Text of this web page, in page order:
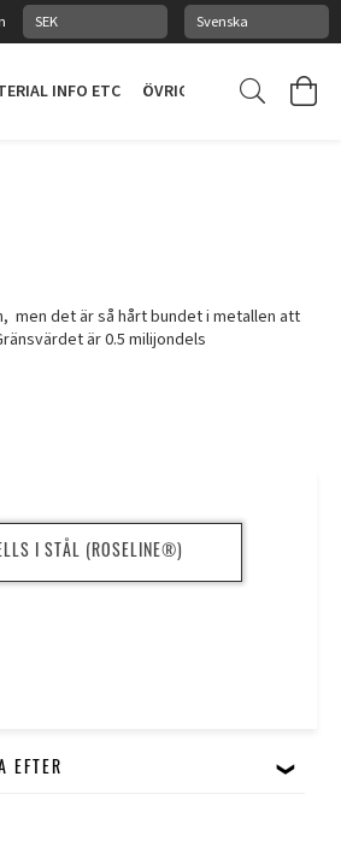
INFO ETC ÖVRIGT
, men det är så hårt bundet i metallen att
är 0.5 milijondels
I STÅL (ROSELINE®)
EFTER